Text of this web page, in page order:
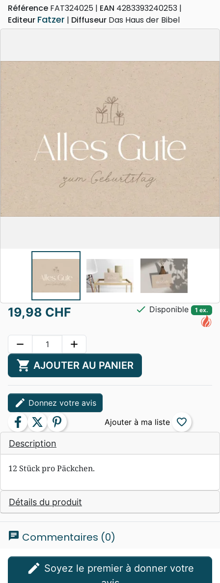
Référence FAT324025 EAN 4283393240253
Editeur Fatzer Diffuseur Das Haus der Bibel
Description
12 Stück pro Päckchen.
Détails du produit
19,98 CHF check Disponible 1 ex.
remove add
shopping_cart AJOUTER AU PANIER
edit Donnez votre avis
facebook twitter pinterest favorite_border
chat Commentaires (0)
edit